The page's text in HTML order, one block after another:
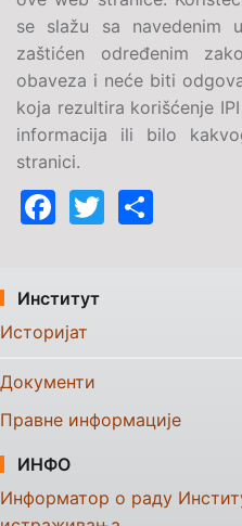
se slažu sa navedenim
zaštićen određenim
obaveza i neće biti
koja rezultira korišćenje
informacija ili bilo
stranici.
Facebook
Twitter
Институт
Историјат
Документи
Правне информације
ИНФО
Информатор о раду